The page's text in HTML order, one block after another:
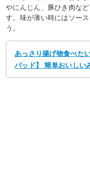
やにんじん、豚ひき肉な
す。味が薄い時にはソー
う。
あっさり揚げ物食べた
パッド】 簡単おいしい